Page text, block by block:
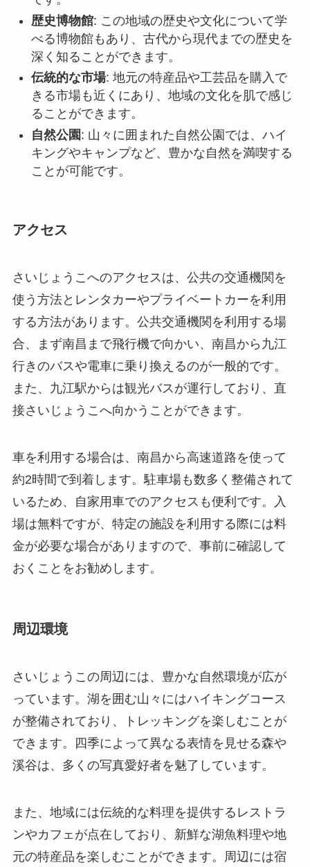
ることができます。
自然公園: 山々に囲まれた自然公園では、ハイ
キングやキャンプなど、豊かな自然を満喫する
ことが可能です。
アクセス
さいじょうこへのアクセスは、公共の交通機関を
合、まず南昌まで飛行機で向かい、南昌から九江
また、九江駅からは観光バスが運行しており、直
接さいじょうこへ向かうことができます。
車を利用する場合は、南昌から高速道路を使って
約2時間で到着します。駐車場も数多く整備されて
いるため、自家用車でのアクセスも便利です。入
場は無料ですが、特定の施設を利用する際には料
おくことをお勧めします。
周辺環境
さいじょうこの周辺には、豊かな自然環境が広が
できます。四季によって異なる表情を見せる森や
また、地域には伝統的な料理を提供するレストラ
ンやカフェが点在しており、新鮮な湖魚料理や地
元の特産品を楽しむことができます。周辺には宿
泊施設も充実しており、ホテルから民宿までさま
にアクセスしやすい立地のため、ゆったりと長期
滞在することも可能です。